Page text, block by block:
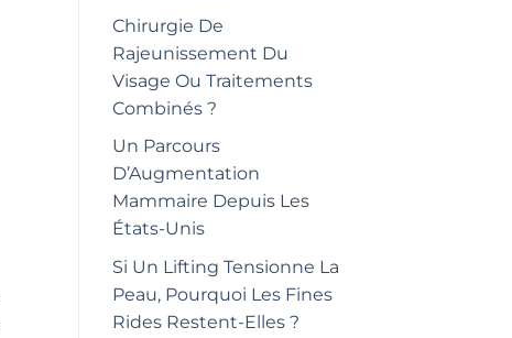
Chirurgie De
Rajeunissement Du
Visage Ou Traitements
Combinés ?
Un Parcours
D’Augmentation
Mammaire Depuis Les
États-Unis
Si Un Lifting Tensionne La
Peau, Pourquoi Les Fines
Rides Restent-Elles ?